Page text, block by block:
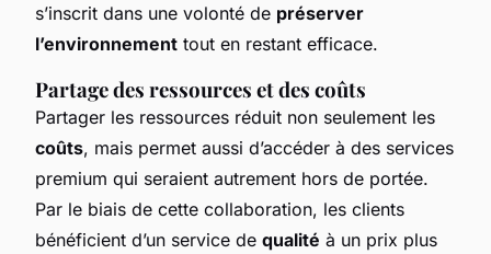
s’inscrit dans une volonté de préserver
l’environnement tout en restant efficace.
Partage des ressources et des coûts
Partager les ressources réduit non seulement les
coûts, mais permet aussi d’accéder à des services
premium qui seraient autrement hors de portée.
Par le biais de cette collaboration, les clients
bénéficient d’un service de qualité à un prix plus